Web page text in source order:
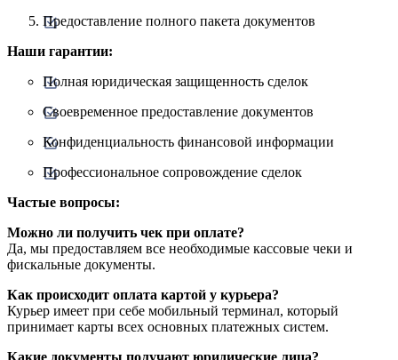
Предоставление полного пакета документов
Наши гарантии:
Полная юридическая защищенность сделок
Своевременное предоставление документов
Конфиденциальность финансовой информации
Профессиональное сопровождение сделок
Частые вопросы:
Можно ли получить чек при оплате?
Да, мы предоставляем все необходимые кассовые чеки и
фискальные документы.
Как происходит оплата картой у курьера?
Курьер имеет при себе мобильный терминал, который
принимает карты всех основных платежных систем.